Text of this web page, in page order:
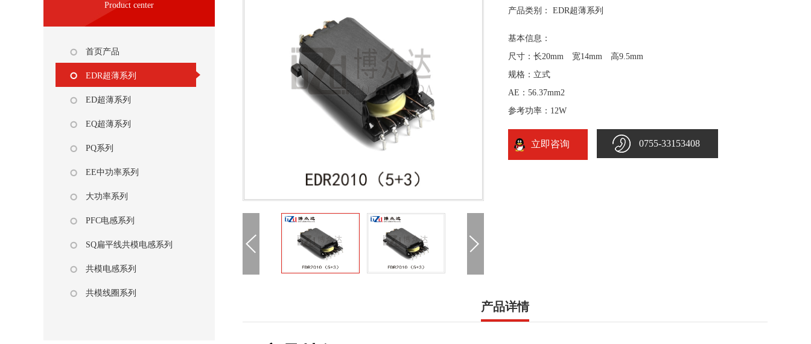
Product center
首页产品
EDR超薄系列
ED超薄系列
EQ超薄系列
PQ系列
EE中功率系列
大功率系列
PFC电感系列
SQ扁平线共模电感系列
共模电感系列
共模线圈系列
产品类别： EDR超薄系列
基本信息：
尺寸：长20mm 宽14mm 高9.5mm
规格：立式
AE：56.37mm2
参考功率：12W
立即咨询 0755-33153408
产品详情